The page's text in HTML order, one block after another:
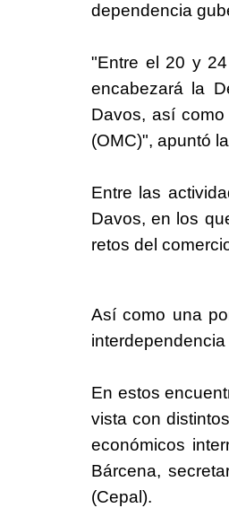
dependencia
"Entre el 20 y
encabezará la
Davos, así
(OMC)", apuntó
Entre las
Davos, en los
retos del
Así como una
En estos
vista con
económicos
Bárcena,
(Cepal).